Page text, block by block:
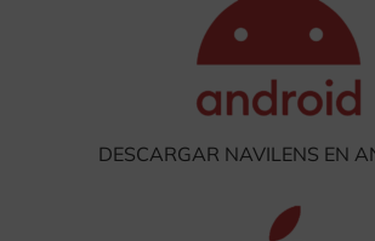
DESCARGAR NAVILENS EN